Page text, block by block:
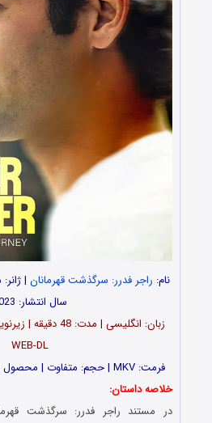
نام: راجر فدرر: سرگذشت قهرمانان |
سال انتشار: 2023
زبان: انگلیسی |
WEB-DL
فرمت: MKV | حجم: متفاوت | محصول بریتانیا | امتیاز: 5.4 از 10
خلاصه داستان: